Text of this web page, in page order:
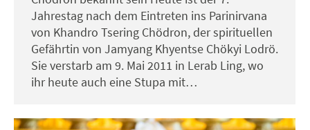
Jahrestag nach dem Eintreten ins Parinirvana
von Khandro Tsering Chödron, der spirituellen
Gefährtin von Jamyang Khyentse Chökyi Lodrö.
Sie verstarb am 9. Mai 2011 in Lerab Ling, wo
ihr heute auch eine Stupa mit…